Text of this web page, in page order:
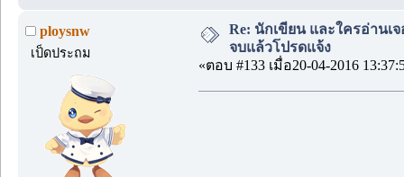
ploysnw
เป็ดประถม
Re: นักเขียน และใครอ่านเ
จบแล้วโปรดแจ้ง
«ตอบ #133 เมื่อ20-04-2016